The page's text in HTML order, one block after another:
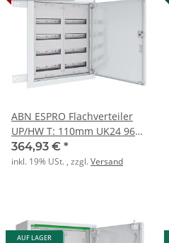
ABN ESPRO Flachverteiler
UP/HW T: 110mm UK24 96TE
2x4reihig f. REG
364,93 € *
inkl. 19% USt. , zzgl.Versand
AUF LAGER